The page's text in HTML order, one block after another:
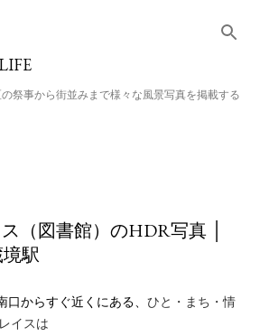
てメイン コンテンツに移動
祭事から街並みまで様々な風景写真を掲載する
（図書館）のHDR写真 │
駅
口からすぐ近くにある、 ひと・まち・情
イスは